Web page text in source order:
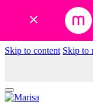
Skip to content Skip to